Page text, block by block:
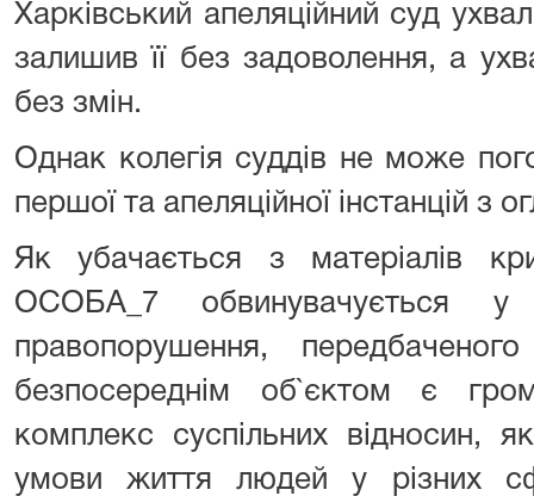
Харківський апеляційний суд
залишив її без задоволення, а
без змін.
Однак колегія суддів не може
першої та апеляційної інстанцій з
Як убачається з матеріалів
ОСОБА_7 обвинувачується у
правопорушення,
безпосереднім об`єктом є
комплекс суспільних відносин,
умови життя людей у різних